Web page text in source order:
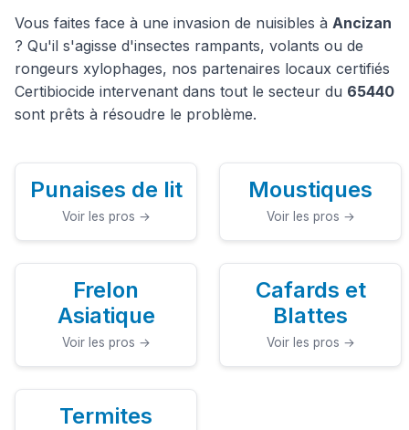
Vous faites face à une invasion de nuisibles à Ancizan
? Qu'il s'agisse d'insectes rampants, volants ou de
rongeurs xylophages, nos partenaires locaux certifiés
Certibiocide intervenant dans tout le secteur du 65440
sont prêts à résoudre le problème.
Punaises de lit
Voir les pros →
Moustiques
Voir les pros →
Frelon
Asiatique
Voir les pros →
Cafards et
Blattes
Voir les pros →
Termites